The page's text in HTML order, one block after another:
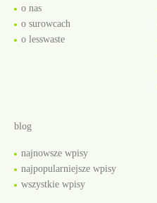
o nas
o surowcach
o lesswaste
blog
najnowsze wpisy
najpopularniejsze wpisy
wszystkie wpisy